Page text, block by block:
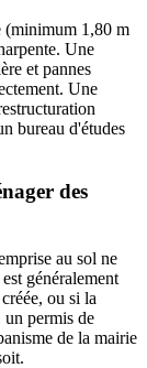
(minimum 1,80 m
Une
et pannes
Une
bureau d'études
des
au sol ne
généralement
ou si la
un permis de
de la mairie